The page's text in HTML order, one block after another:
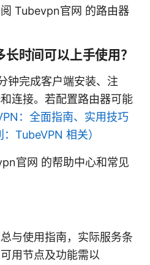
Tubevpn官网 的路由器
时间可以上手使用？
钟完成客户端安装、注
连接。若配置路由器可能
：全面指南、实用技巧
TubeVPN 相关）
官网 的帮助中心和常见
与使用指南，实际服务条
用节点及功能需以